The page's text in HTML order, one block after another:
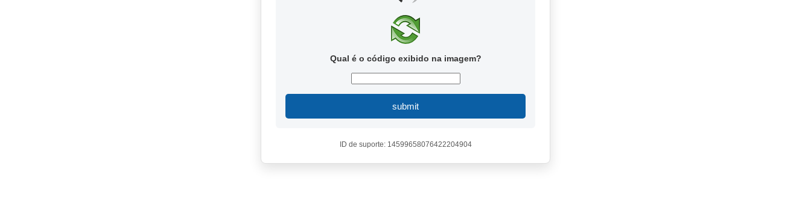
Qual é o código exibido na imagem?
submit
ID de suporte: 14599658076422204904